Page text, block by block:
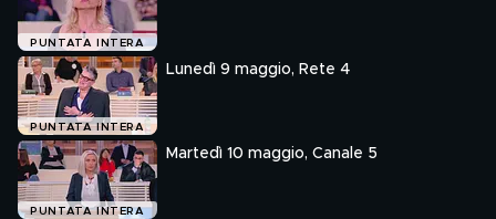
PUNTATA INTERA
PUNTATA INTERA
Lunedì 9 maggio, Rete 4
PUNTATA INTERA
Martedì 10 maggio, Canale 5